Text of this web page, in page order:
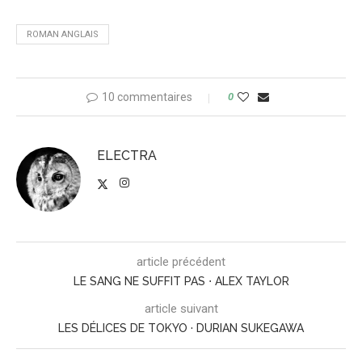
ROMAN ANGLAIS
10 commentaires 0
ELECTRA
article précédent
LE SANG NE SUFFIT PAS ⋅ ALEX TAYLOR
article suivant
LES DÉLICES DE TOKYO · DURIAN SUKEGAWA